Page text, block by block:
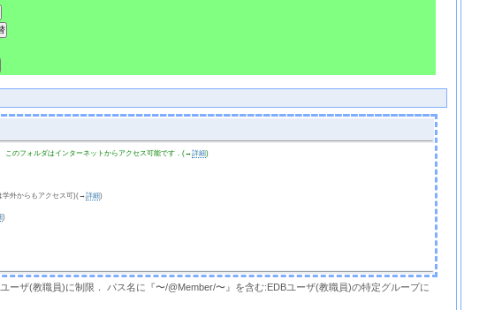
このフォルダはインターネットからアクセス可能です．(→詳細)
学外からもアクセス可)(→詳細)
)
ザ(教職員)に制限． パス名に『〜/@Member/〜』を含む:EDBユーザ(教職員)の特定グループに